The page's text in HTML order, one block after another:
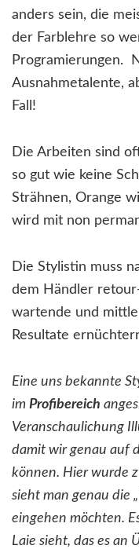
anders sein, die
der Farblehre so
Programierungen.
Ausnahmetalente,
Fall!
Die Arbeiten sind
so gut wie keine
Strähnen, Orange
wird mit non
Die Stylistin muss
dem Händler
wartende und
Resultate
Eine uns bekannte
im Profibereich
Veranschaulichung
damit wir genau auf
können. Hier wurde
sieht man genau die
eingehen möchten.
Laie sieht, das es an